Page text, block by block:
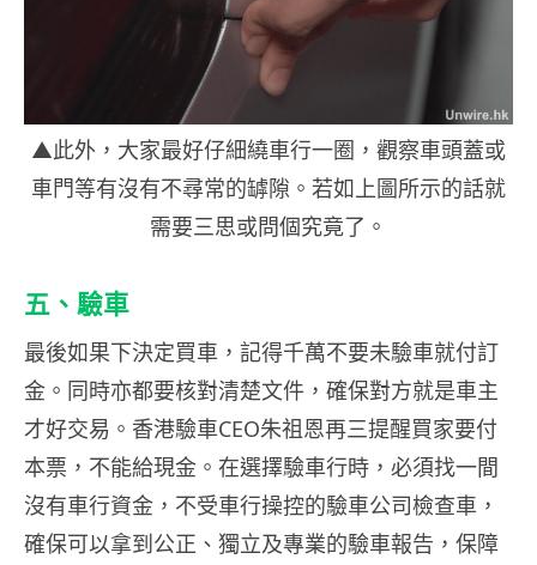
▲此外，大家最好仔細繞車行一圈，觀察車頭蓋或
車門等有沒有不尋常的罅隙。若如上圖所示的話就
需要三思或問個究竟了。
五、驗車
最後如果下決定買車，記得千萬不要未驗車就付訂
金。同時亦都要核對清楚文件，確保對方就是車主
才好交易。香港驗車CEO朱祖恩再三提醒買家要付
本票，不能給現金。在選擇驗車行時，必須找一間
沒有車行資金，不受車行操控的驗車公司檢查車，
確保可以拿到公正、獨立及專業的驗車報告，保障